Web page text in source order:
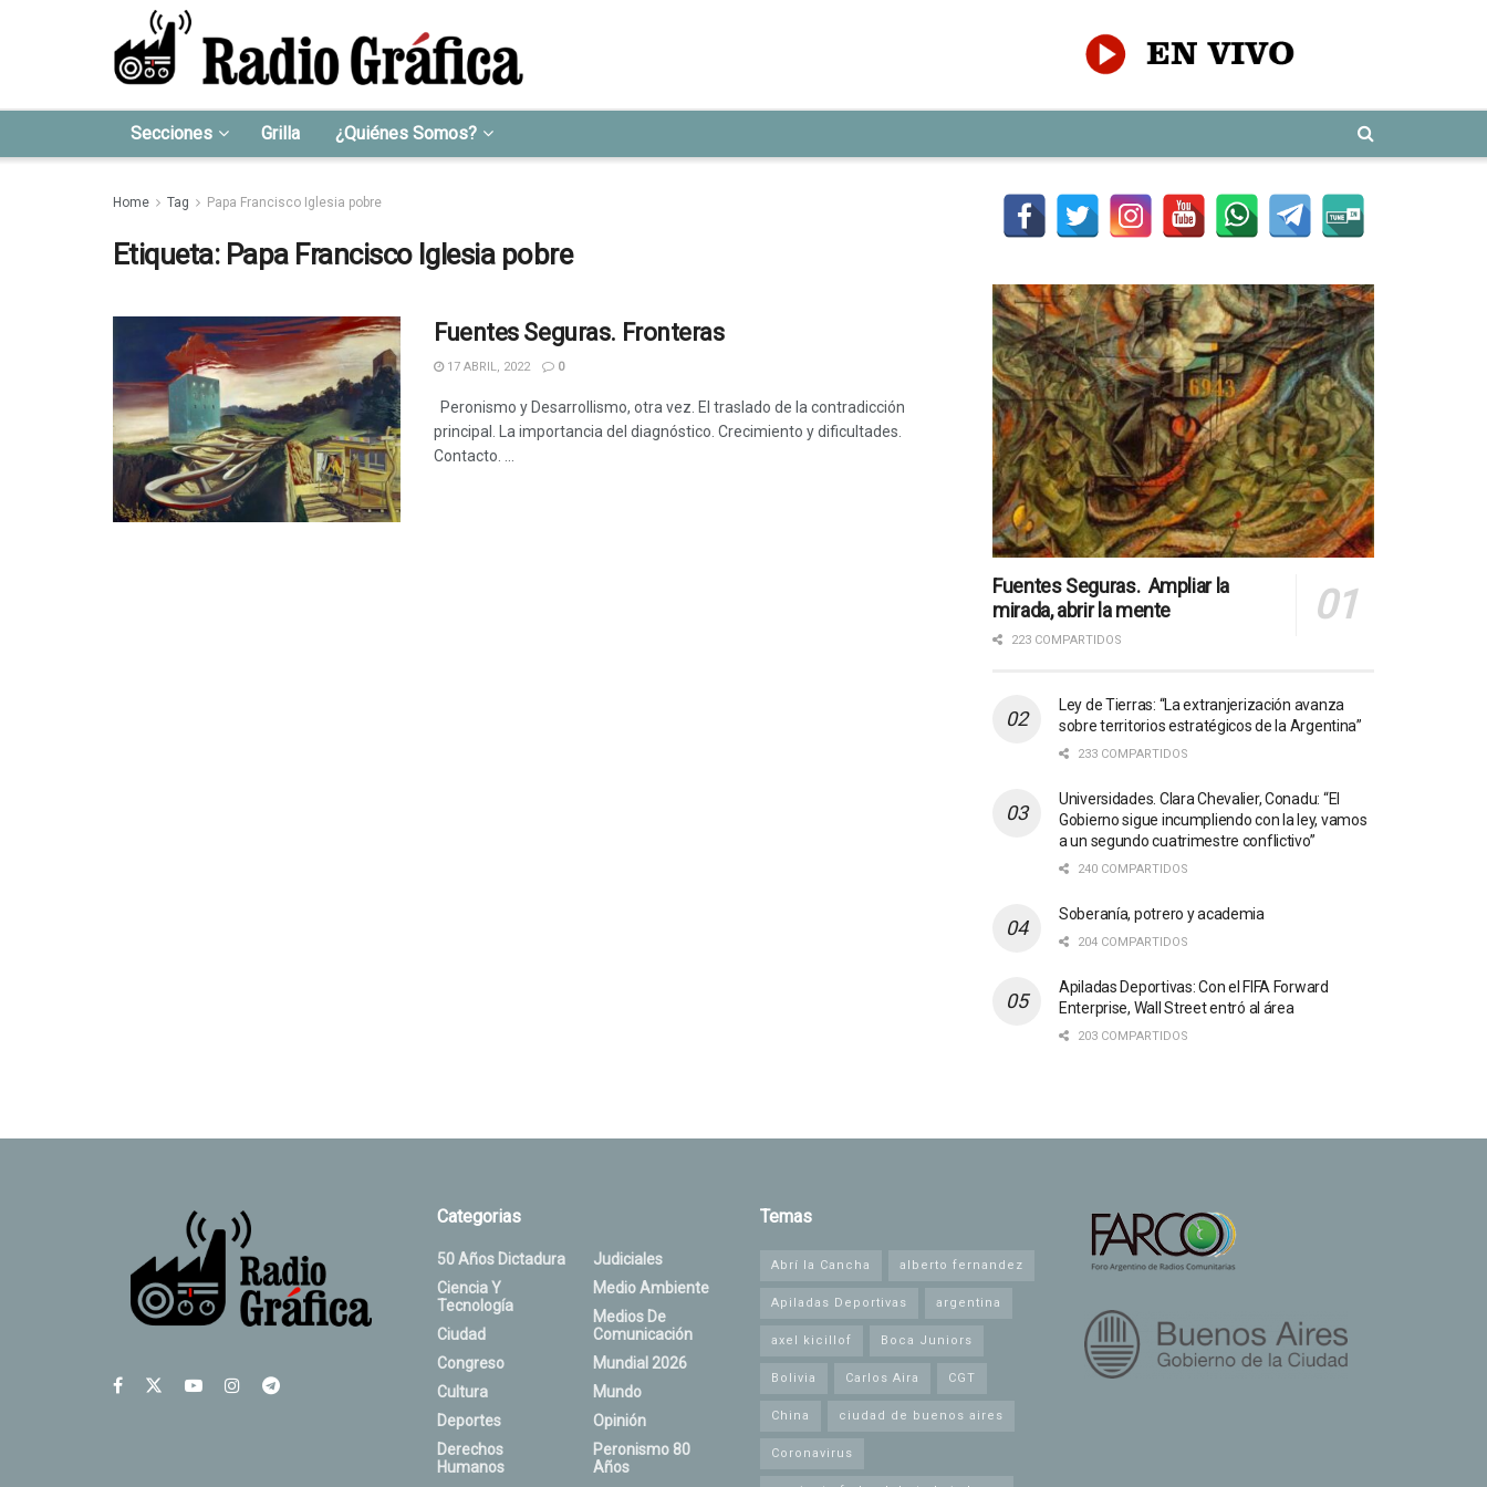
Secciones Grilla ¿Quiénes Somos?
Home Tag Papa Francisco Iglesia pobre
Etiqueta: Papa Francisco Iglesia pobre
Fuentes Seguras. Fronteras
17 ABRIL, 2022 0
Peronismo y Desarrollismo, otra vez. El traslado de la contradicción
principal. La importancia del diagnóstico. Crecimiento y dificultades.
Contacto. ...
Fuentes Seguras. Ampliar la
mirada, abrir la mente
223 COMPARTIDOS
Ley de Tierras: “La extranjerización avanza
sobre territorios estratégicos de la Argentina”
233 COMPARTIDOS
Universidades. Clara Chevalier, Conadu: “El
Gobierno sigue incumpliendo con la ley, vamos
a un segundo cuatrimestre conflictivo”
240 COMPARTIDOS
Soberanía, potrero y academia
204 COMPARTIDOS
Apiladas Deportivas: Con el FIFA Forward
Enterprise, Wall Street entró al área
203 COMPARTIDOS
Categorias
50 Años Dictadura
Ciencia Y
Tecnología
Ciudad
Congreso
Cultura
Deportes
Derechos
Humanos
Judiciales
Medio Ambiente
Medios De
Comunicación
Mundial 2026
Mundo
Opinión
Peronismo 80
Años
Temas
Abrí la Cancha alberto fernandez
Apiladas Deportivas argentina
axel kicillof Boca Juniors
Bolivia Carlos Aira CGT
China ciudad de buenos aires
Coronavirus